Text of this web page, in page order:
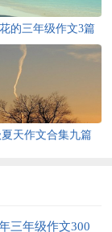
的三年级作文3篇
天作文合集九篇
三年级作文300